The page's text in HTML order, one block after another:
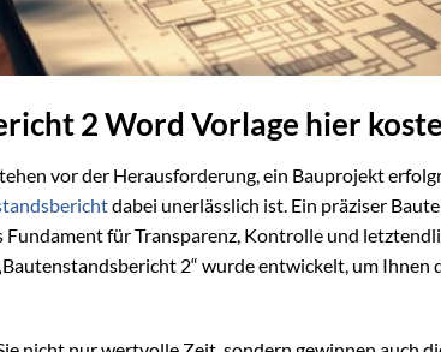
2 Word Vorlage hier
vor der Herausforderung, ein Bauprojekt
dabei unerlässlich ist. Ein präziser
Fundament für Transparenz, Kontrolle und
2“ wurde entwickelt, um Ihnen